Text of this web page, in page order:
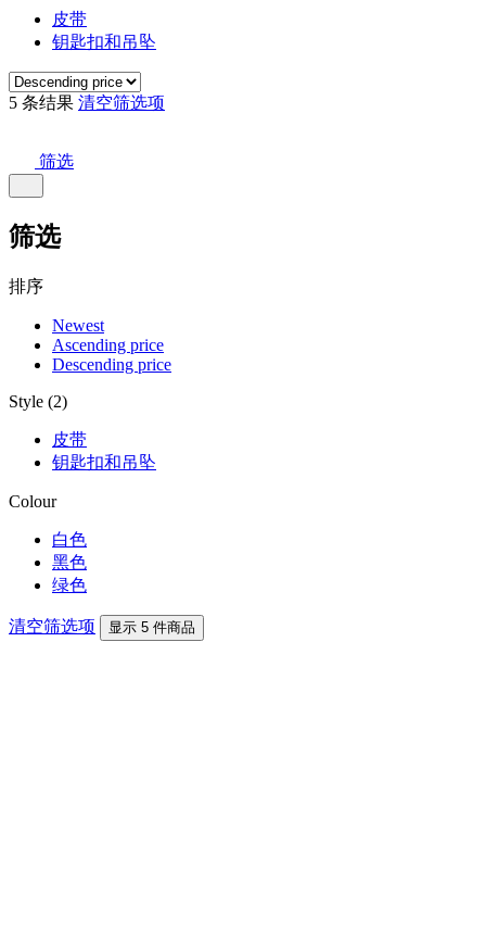
皮带
钥匙扣和吊坠
5 条结果 清空筛选项
筛选
筛选
排序
Newest
Ascending price
Descending price
Style (2)
皮带
钥匙扣和吊坠
Colour
白色
黑色
绿色
清空筛选项 显示 5 件商品